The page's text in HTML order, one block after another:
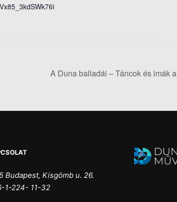
A Duna balladái – Táncok és imák
Budapest, Kisgömb u. 26.
1-224- 11-32